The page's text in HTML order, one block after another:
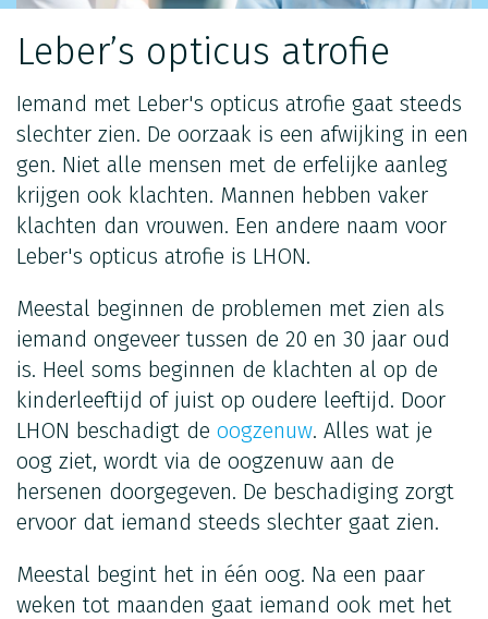
Leber’s opticus atrofie
Iemand met Leber's opticus atrofie gaat steeds
slechter zien. De oorzaak is een afwijking in een
gen. Niet alle mensen met de erfelijke aanleg
krijgen ook klachten. Mannen hebben vaker
klachten dan vrouwen. Een andere naam voor
Leber's opticus atrofie is LHON.
Meestal beginnen de problemen met zien als
iemand ongeveer tussen de 20 en 30 jaar oud
is. Heel soms beginnen de klachten al op de
kinderleeftijd of juist op oudere leeftijd. Door
LHON beschadigt de oogzenuw. Alles wat je
oog ziet, wordt via de oogzenuw aan de
hersenen doorgegeven. De beschadiging zorgt
ervoor dat iemand steeds slechter gaat zien.
Meestal begint het in één oog. Na een paar
weken tot maanden gaat iemand ook met het